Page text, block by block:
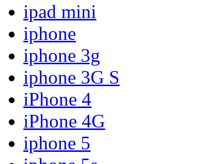
ipad mini
iphone
iphone 3g
iphone 3G S
iPhone 4
iPhone 4G
iphone 5